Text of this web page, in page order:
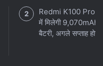
5500 एमएएच
Redmi K100 Pro
में मिलेगी 9,070mAh
बैटरी, अगले सप्ताह होगा